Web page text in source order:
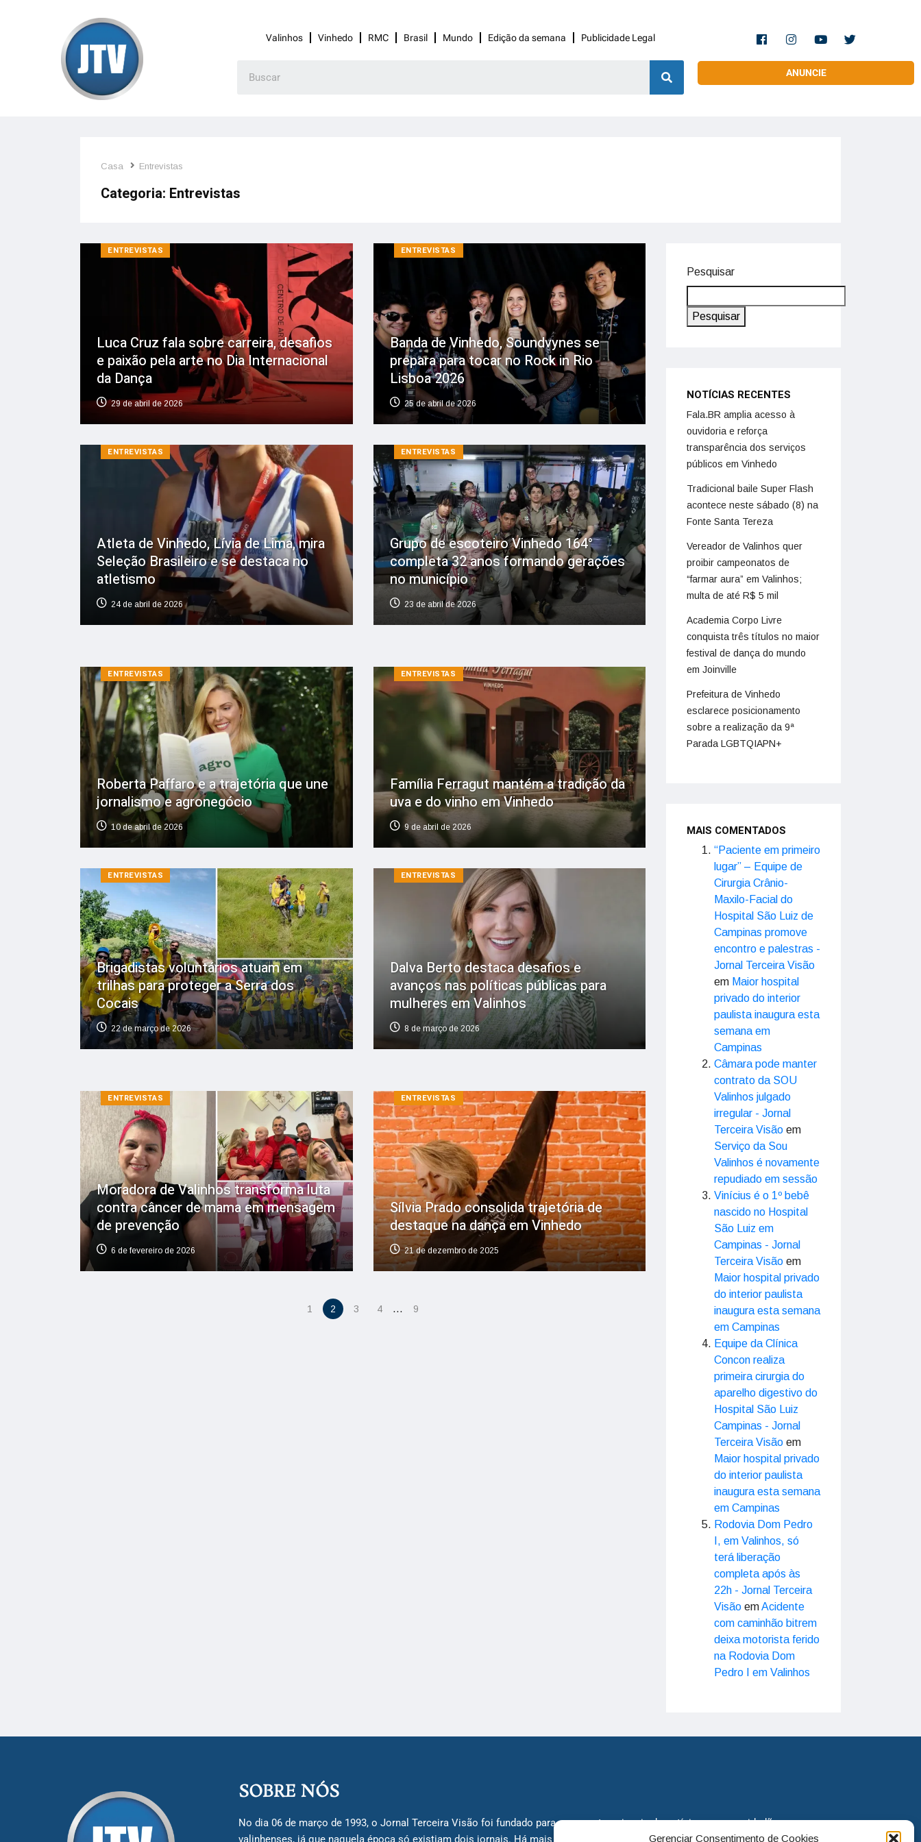
Gerenciar Consentimento de Cookies
Valinhos Vinhedo RMC Brasil Mundo Edição da semana Publicidade Legal
ANUNCIE
Casa Entrevistas
Categoria: Entrevistas
ENTREVISTAS
Luca Cruz fala sobre carreira, desafios
e paixão pela arte no Dia Internacional
da Dança
29 de abril de 2026
ENTREVISTAS
Banda de Vinhedo, Soundvynes se
prepara para tocar no Rock in Rio
Lisboa 2026
25 de abril de 2026
ENTREVISTAS
Atleta de Vinhedo, Lívia de Lima, mira
Seleção Brasileiro e se destaca no
atletismo
24 de abril de 2026
ENTREVISTAS
Grupo de escoteiro Vinhedo 164°
completa 32 anos formando gerações
no município
23 de abril de 2026
ENTREVISTAS
Roberta Paffaro e a trajetória que une
jornalismo e agronegócio
10 de abril de 2026
ENTREVISTAS
Família Ferragut mantém a tradição da
uva e do vinho em Vinhedo
9 de abril de 2026
ENTREVISTAS
Brigadistas voluntários atuam em
trilhas para proteger a Serra dos
Cocais
22 de março de 2026
ENTREVISTAS
Dalva Berto destaca desafios e
avanços nas políticas públicas para
mulheres em Valinhos
8 de março de 2026
ENTREVISTAS
Moradora de Valinhos transforma luta
contra câncer de mama em mensagem
de prevenção
6 de fevereiro de 2026
ENTREVISTAS
Sílvia Prado consolida trajetória de
destaque na dança em Vinhedo
21 de dezembro de 2025
1 2 3 4 … 9
Pesquisar
Pesquisar
NOTÍCIAS RECENTES
Fala.BR amplia acesso à
ouvidoria e reforça
transparência dos serviços
públicos em Vinhedo
Tradicional baile Super Flash
acontece neste sábado (8) na
Fonte Santa Tereza
Vereador de Valinhos quer
proibir campeonatos de
“farmar aura” em Valinhos;
multa de até R$ 5 mil
Academia Corpo Livre
conquista três títulos no maior
festival de dança do mundo
em Joinville
Prefeitura de Vinhedo
esclarece posicionamento
sobre a realização da 9ª
Parada LGBTQIAPN+
MAIS COMENTADOS
“Paciente em primeiro
lugar” – Equipe de
Cirurgia Crânio-
Maxilo-Facial do
Hospital São Luiz de
Campinas promove
encontro e palestras -
Jornal Terceira Visão
em Maior hospital
privado do interior
paulista inaugura esta
semana em
Campinas
Câmara pode manter
contrato da SOU
Valinhos julgado
irregular - Jornal
Terceira Visão em
Serviço da Sou
Valinhos é novamente
repudiado em sessão
Vinícius é o 1º bebê
nascido no Hospital
São Luiz em
Campinas - Jornal
Terceira Visão em
Maior hospital privado
do interior paulista
inaugura esta semana
em Campinas
Equipe da Clínica
Concon realiza
primeira cirurgia do
aparelho digestivo do
Hospital São Luiz
Campinas - Jornal
Terceira Visão em
Maior hospital privado
do interior paulista
inaugura esta semana
em Campinas
Rodovia Dom Pedro
I, em Valinhos, só
terá liberação
completa após às
22h - Jornal Terceira
Visão emAcidente
com caminhão bitrem
deixa motorista ferido
na Rodovia Dom
Pedro I em Valinhos
SOBRE NÓS
No dia 06 de março de 1993, o Jornal Terceira Visão foi fundado para ser uma terceira via de notícias para os cidadãos
valinhenses, já que naquela época só existiam dois jornais. Há mais de 30 anos, o jornal continua assumindo o papel